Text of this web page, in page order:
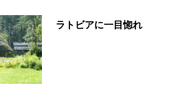
ラトビアに一目惚れ